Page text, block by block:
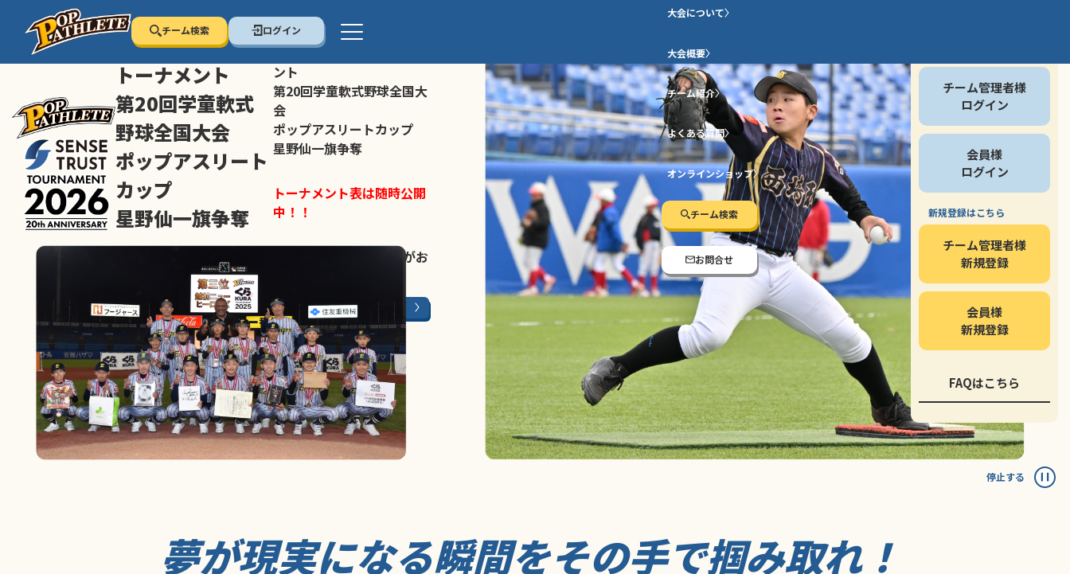
チーム検索 ログイン
大会について
大会概要
チーム紹介
よくある質問
オンラインショップ
チーム検索
お問合せ
停止する
センス・トラスト
トーナメント
第20回学童軟式
野球全国大会
ポップアスリート
カップ
星野仙一旗争奪
トーナメント表は随時公開
センス・トラストトーナメ
ント
第20回学童軟式野球全国大
会
ポップアスリートカップ
星野仙一旗争奪
トーナメント表は随時公開
中！！
がお
大会ページはこちら
チーム管理者様
ログイン
会員様
ログイン
新規登録はこちら
チーム管理者様
新規登録
会員様
新規登録
FAQはこちら
夢が現実になる瞬間をその手で掴み取れ！